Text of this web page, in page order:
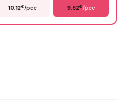
10,12€/pce 9,52€/pce